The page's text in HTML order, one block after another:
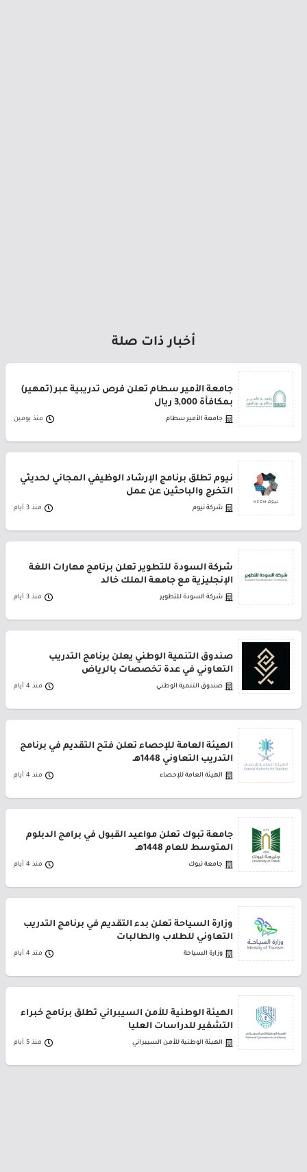
أخبار ذات صلة
جامعة الأمير سطام تعلن فرص تدريبية عبر (تمهير)
بمكافأة 3,000 ريال
جامعة الأمير سطام منذ يومين
نيوم تطلق برنامج الإرشاد الوظيفي المجاني لحديثي
التخرج والباحثين عن عمل
شركة نيوم منذ 3 أيام
شركة السودة للتطوير تعلن برنامج مهارات اللغة
الإنجليزية مع جامعة الملك خالد
شركة السودة للتطوير منذ 3 أيام
صندوق التنمية الوطني يعلن برنامج التدريب
التعاوني في عدة تخصصات بالرياض
صندوق التنمية الوطني منذ 4 أيام
الهيئة العامة للإحصاء تعلن فتح التقديم في برنامج
التدريب التعاوني 1448هـ
الهيئة العامة للإحصاء منذ 4 أيام
جامعة تبوك تعلن مواعيد القبول في برامج الدبلوم
المتوسط للعام 1448هـ
جامعة تبوك منذ 4 أيام
وزارة السياحة تعلن بدء التقديم في برنامج التدريب
التعاوني للطلاب والطالبات
وزارة السياحة منذ 4 أيام
الهيئة الوطنية للأمن السيبراني تطلق برنامج خبراء
التشفير للدراسات العليا
الهيئة الوطنية للأمن السيبراني منذ 5 أيام